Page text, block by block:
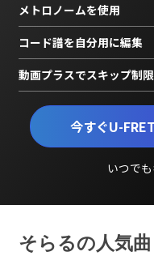
今すぐU-
いつで
メトロノームを使用
コード譜を自分用に編集
動画プラスでスキップ制
そらるの人気曲